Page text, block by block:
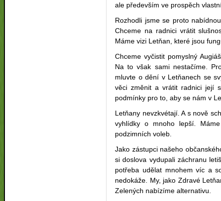
ale především ve prospěch
Rozhodli jsme se proto
Chceme na radnici vrátit
Máme vizi Letňan, které jsou
Chceme vyčistit pomyslný
Na to však sami nestačíme.
mluvte o dění v Letňanech se
věci změnit a vrátit radnici její
podmínky pro to, aby se nám v
Letňany nevzkvétají. A s nově
vyhlídky o mnoho lepší.
podzimních voleb.
Jako zástupci našeho
si doslova vydupali záchranu
potřeba udělat mnohem víc a
nedokáže. My, jako Zdravé
Zelených nabízíme alternativu.